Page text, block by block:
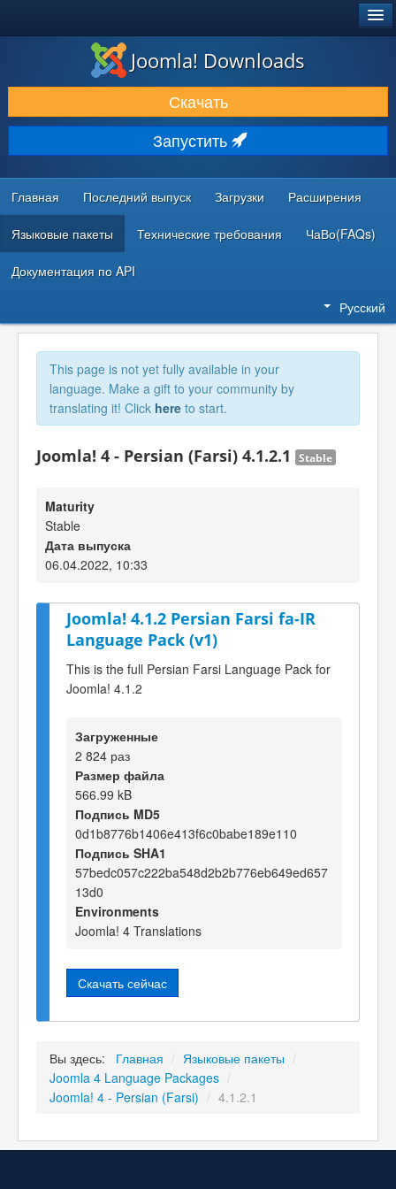
ЗАГРУЗКИ И РАСШИРЕНИЯ
ДОКУМЕНТАЦИЯ И ОБУЧЕНИЕ
СООБЩЕСТВО И ПОДДЕРЖКА
РЕСУРСЫ ДЛЯ РАЗРАБОТЧИКОВ
Joomla! Downloads
Скачать
Запустить
Главная Последний выпуск Загрузки Расширения
Языковые пакеты Технические требования ЧаВо(FAQs)
Документация по API
Русский
This page is not yet fully available in your
language. Make a gift to your community by
translating it! Click here to start.
Joomla! 4 - Persian (Farsi) 4.1.2.1 Stable
Maturity
Stable
Дата выпуска
06.04.2022, 10:33
Joomla! 4.1.2 Persian Farsi fa-IR
Language Pack (v1)
This is the full Persian Farsi Language Pack for
Joomla! 4.1.2
Загруженные
2 824 раз
Размер файла
566.99 kB
Подпись MD5
0d1b8776b1406e413f6c0babe189e110
Подпись SHA1
57bedc057c222ba548d2b2b776eb649ed657
13d0
Environments
Joomla! 4 Translations
Скачать сейчас
Вы здесь: Главная / Языковые пакеты /
Joomla 4 Language Packages /
Joomla! 4 - Persian (Farsi) / 4.1.2.1